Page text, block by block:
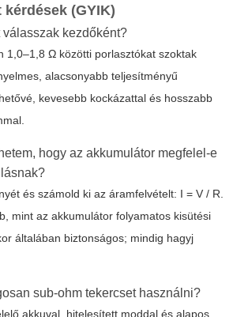
(GYIK)
kezdőként?
1,0–1,8 Ω közötti porlasztókat szoktak
alacsonyabb teljesítményű
kevesebb kockázattal és hosszabb
hogy az akkumulátor megfelel-e
és számold ki az áramfelvételt: I = V / R.
mint az akkumulátor folyamatos kisütési
általában biztonságos; mindig hagyj
sub-ohm tekercset használni?
akkuval, hitelesített moddal és alapos